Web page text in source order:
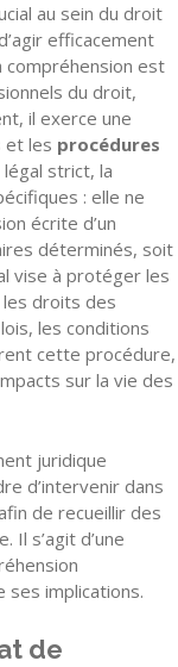
au sein du droit
efficacement
compréhension est
du droit,
il exerce une
et les procédures
légal strict, la
: elle ne
écrite d’un
déterminés, soit
vise à protéger les
droits des
les conditions
cette procédure,
sur la vie des
juridique
d’intervenir dans
de recueillir des
Il s’agit d’une
implications.
de